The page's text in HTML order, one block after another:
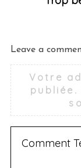
Leave a
Votre
publiée.